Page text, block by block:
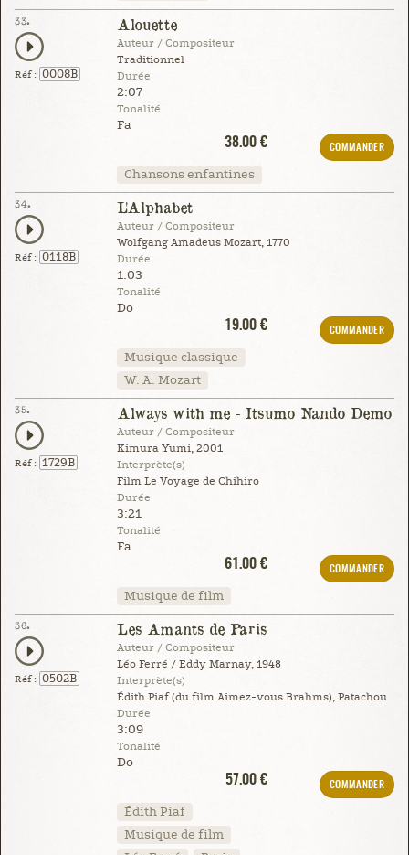
33.
Réf : 0008B
Alouette
Auteur / Compositeur
Traditionnel
Durée
2:07
Tonalité
Fa
38.00 €
COMMANDER
Chansons enfantines
34.
Réf : 0118B
L'Alphabet
Auteur / Compositeur
Wolfgang Amadeus Mozart, 1770
Durée
1:03
Tonalité
Do
19.00 €
COMMANDER
Musique classique
W. A. Mozart
35.
Réf : 1729B
Always with me - Itsumo Nando Demo
Auteur / Compositeur
Kimura Yumi, 2001
Interprète(s)
Film Le Voyage de Chihiro
Durée
3:21
Tonalité
Fa
61.00 €
COMMANDER
Musique de film
36.
Réf : 0502B
Les Amants de Paris
Auteur / Compositeur
Léo Ferré / Eddy Marnay, 1948
Interprète(s)
Édith Piaf (du film Aimez-vous Brahms), Patachou
Durée
3:09
Tonalité
Do
57.00 €
COMMANDER
Édith Piaf
Musique de film